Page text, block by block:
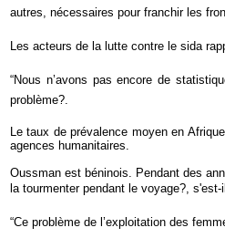
autres, nécessaires pour franchir les
Les acteurs de la lutte contre le sida
“Nous n’avons pas encore de
problème?.
Le taux de prévalence moyen en
agences humanitaires.
Oussman est béninois. Pendant des
la tourmenter pendant le voyage?,
“Ce problème de l’exploitation des